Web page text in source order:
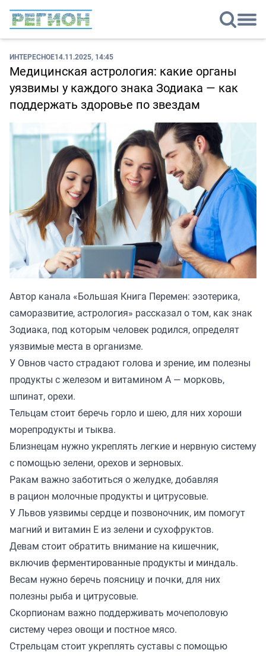
ИНТЕРЕСНОЕ14.11.2025, 14:45
Медицинская астрология: какие органы
уязвимы у каждого знака Зодиака — как
поддержать здоровье по звездам
Автор канала «Большая Книга Перемен: эзотерика,
саморазвитие, астрология» рассказал о том, как знак
Зодиака, под которым человек родился, определят
уязвимые места в организме.
У Овнов часто страдают голова и зрение, им полезны
продукты с железом и витамином А — морковь,
шпинат, орехи.
Тельцам стоит беречь горло и шею, для них хороши
морепродукты и тыква.
Близнецам нужно укреплять легкие и нервную систему
с помощью зелени, орехов и зерновых.
Ракам важно заботиться о желудке, добавляя
в рацион молочные продукты и цитрусовые.
У Львов уязвимы сердце и позвоночник, им помогут
магний и витамин Е из зелени и сухофруктов.
Девам стоит обратить внимание на кишечник,
включив ферментированные продукты и миндаль.
Весам нужно беречь поясницу и почки, для них
полезны рыба и цитрусовые.
Скорпионам важно поддерживать мочеполовую
систему через овощи и постное мясо.
Стрельцам стоит укреплять суставы с помощью